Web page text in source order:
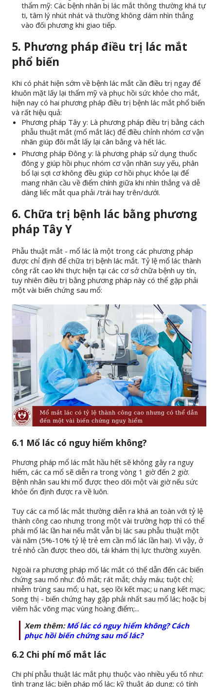
thẩm mỹ: Các bệnh nhân bị lác mắt thông thường khá tự
ti, tâm lý nhút nhát và thường không dám nhìn thẳng
vào đối phương khi giao tiếp.
5. Phương pháp điều trị lác mắt
phổ biến
Khi có phát hiện sớm về bệnh lác mắt cần điều trị ngay để
khuôn mặt lấy lại thẩm mỹ và phục hồi sức khỏe cho mắt,
hiện nay có hai phương pháp điều trị bệnh lác mắt phổ biến
và rất hiệu quả:
Phương pháp Tây y: Là phương pháp điều trị bằng cách
phẫu thuật mắt (mổ mắt lác) để điều chỉnh nhóm cơ vận
nhãn giúp đôi mắt lấy lại cân bằng và hết lác.
Phương pháp Đông y: là phương pháp sử dụng thuốc
đông y giúp hồi phục nhóm cơ vận nhãn suy yếu, phân
bổ lại sợi cơ không đều giúp cơ hồi phục khỏe lại để
mang nhãn cầu về điểm chính giữa khi nhìn thẳng và dễ
dàng liếc mắt qua phải /trái hay trên/dưới.
6. Chữa trị bệnh lác bằng phương
pháp Tây Y
Phẫu thuật mắt - mổ lác là một trong các phương pháp
được chỉ định để chữa trị bệnh lác mắt. Tỷ lệ mổ lác thành
công rất cao khi thực hiện tại các cơ sở chữa bệnh uy tín,
tuy nhiên điều trị bằng phương pháp này có thể gặp phải
một vài biến chứng sau mổ:
6.1 Mổ lác có nguy hiểm không?
Phương pháp mổ lác mắt hầu hết sẽ không gây ra nguy
hiểm, các ca mổ sẽ diễn ra trong vòng 1 giờ đến 2 giờ.
Bệnh nhân sau khi mổ được theo dõi một vài giờ nếu sức
khỏe ổn định được ra về luôn.
Tuy các ca mổ lác mắt thường diễn ra khá an toàn với tỷ lệ
thành công cao nhưng trong một vài trường hợp thì có thể
phải mổ lác lần hai nếu mắt vẫn bị lác sau phẫu thuật một
vài năm (5%-10% tỷ lệ trẻ em cần mổ lác lần hai). Vì vậy, ở
trẻ nhỏ cần được theo dõi, tái khám thị lực thường xuyên.
Ngoài ra phương pháp mổ lác mắt có thể dẫn đến các biến
chứng sau mổ như: đỏ mắt; rát mắt; chảy máu; tuột chỉ;
nhiễm trùng sau mổ; u hạt, sẹo lồi kết mạc; u nang kết mạc;
Song thị - biến chứng hay gặp phải nhất sau mổ lác; hoặc bị
viêm hắc võng mạc vùng hoàng điểm;...
Xem thêm:Mổ lác có nguy hiểm không? Cách
phục hồi biến chứng sau mổ lác?
6.2 Chi phí mổ mắt lác
Chi phí phẫu thuật lác mắt phụ thuộc vào nhiều yếu tố như:
tình trạng lác; biện pháp mổ lác; kỹ thuật áp dụng; có tính